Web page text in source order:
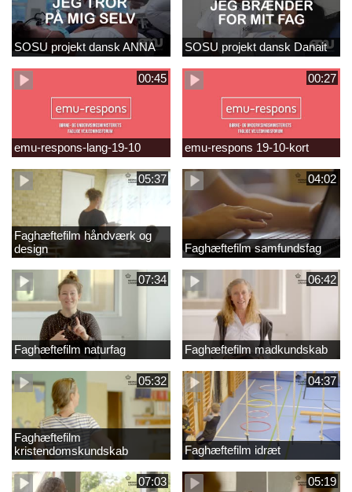
SOSU projekt dansk ANNA SOSU projekt dansk Danait
00:45
emu-respons-lang-19-10
00:27
emu-respons 19-10-kort
05:37
Faghæftefilm håndværk og
design
04:02
Faghæftefilm samfundsfag
07:34
Faghæftefilm naturfag
06:42
Faghæftefilm madkundskab
05:32
Faghæftefilm
kristendomskundskab
04:37
Faghæftefilm idræt
07:03 05:19